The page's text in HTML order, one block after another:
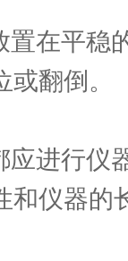
在平稳
翻倒。
进行仪
和仪器的